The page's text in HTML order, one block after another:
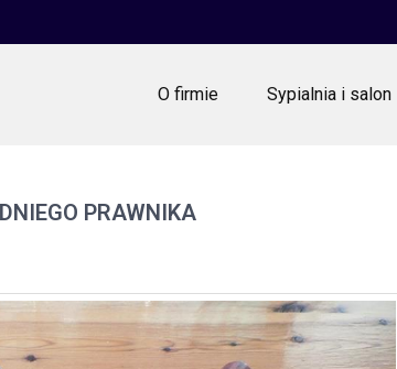
O firmie Sypialnia i salon
PRAWNIKA